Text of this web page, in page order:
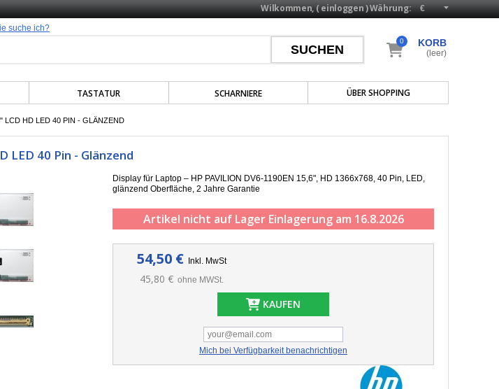
Währung:
Wilkommen, (einloggen)
suche ich?
TASTATUR SCHARNIERE ÜBER SHOPPING
KORB
0
(leer)
LCD HD LED 40 PIN - GLÄNZEND
LED 40 Pin - Glänzend
Display für Laptop – HP PAVILION DV6-1190EN 15,6", HD 1366x768, 40 Pin, LED,
g länzend Oberfläche, 2 Jahre Garantie
Artikel nicht auf Lager Einlagerung am 16.8.2026
54,50 € Inkl. MwSt
45,80 € ohne MWSt.
KAUFEN
Mich bei Verfügbarkeit benachrichtigen